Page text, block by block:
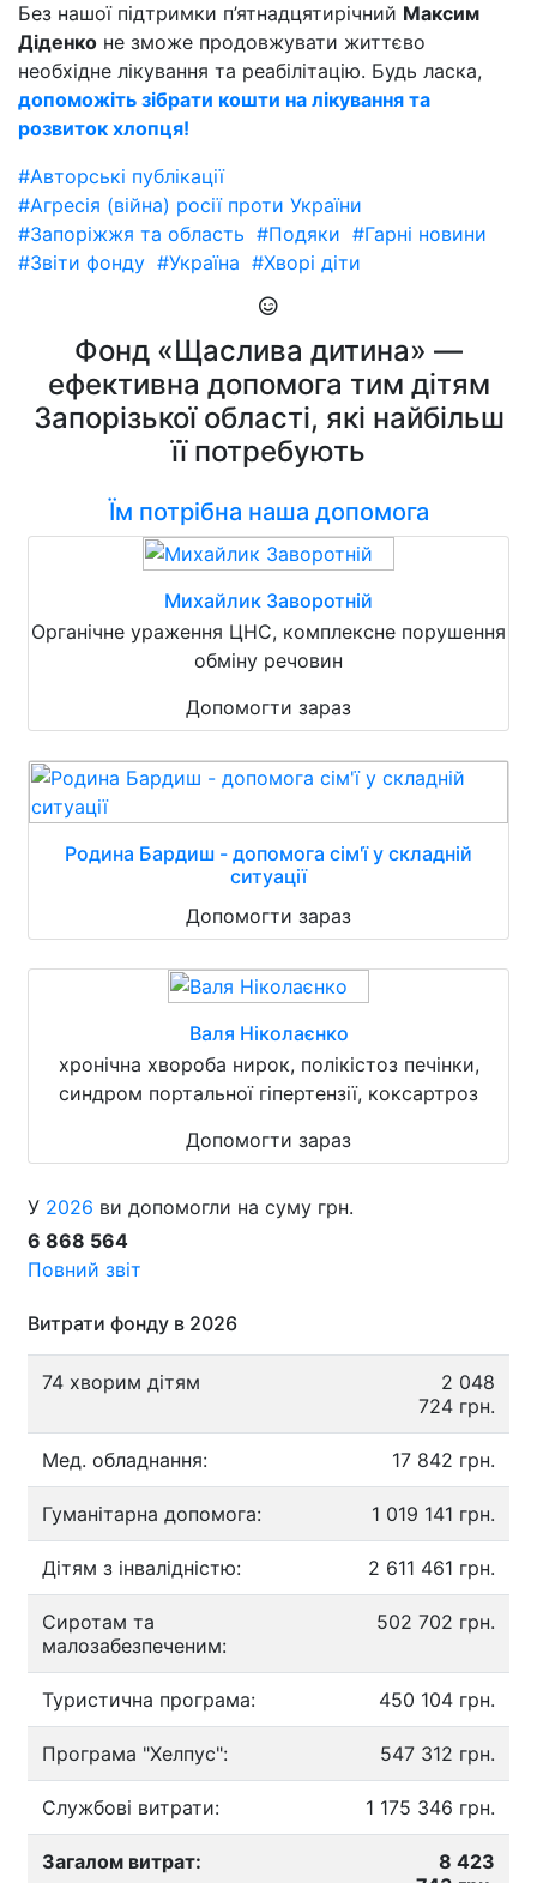
Без нашої підтримки п’ятнадцятирічний Максим
Діденко не зможе продовжувати життєво
необхідне лікування та реабілітацію. Будь ласка,
допоможіть зібрати кошти на лікування та
розвиток хлопця!
#Авторські публікації
#Агресія (війна) росії проти України
#Запоріжжя та область #Подяки #Гарні новини
#Звіти фонду #Україна #Хворі діти
Фонд «Щаслива дитина» —
ефективна допомога тим дітям
Запорізької області, які найбільш
її потребують
Їм потрібна наша допомога
Михайлик Заворотній
Органічне ураження ЦНС, комплексне порушення
обміну речовин
Допомогти зараз
Родина Бардиш - допомога сім'ї у складній
ситуації
Допомогти зараз
Валя Ніколаєнко
хронічна хвороба нирок, полікістоз печінки,
синдром портальної гіпертензії, коксартроз
Допомогти зараз
У 2026 ви допомогли на суму грн.
6 868 564
Повний звіт
Витрати фонду в 2026
74 хворим дітям
2 048
724 грн.
Мед. обладнання: 17 842 грн.
Гуманітарна допомога: 1 019 141 грн.
Дітям з інвалідністю: 2 611 461 грн.
Сиротам та
малозабезпеченим:
502 702 грн.
Туристична програма: 450 104 грн.
Програма "Хелпус": 547 312 грн.
Службові витрати: 1 175 346 грн.
Загалом витрат:
8 423